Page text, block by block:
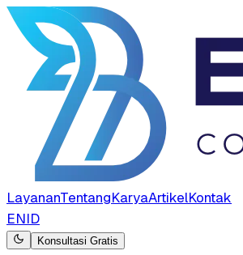
LayananTentangKaryaArtikelKontak
ENID
Konsultasi Gratis